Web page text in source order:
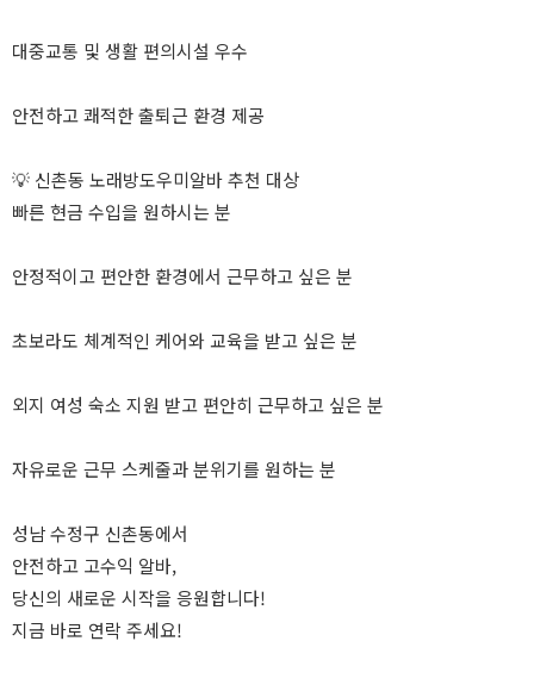
대중교통 및 생활 편의시설 우수
안전하고 쾌적한 출퇴근 환경 제공
💡 신촌동 노래방도우미알바 추천 대상
빠른 현금 수입을 원하시는 분
안정적이고 편안한 환경에서 근무하고 싶은 분
초보라도 체계적인 케어와 교육을 받고 싶은 분
외지 여성 숙소 지원 받고 편안히 근무하고 싶은 분
자유로운 근무 스케줄과 분위기를 원하는 분
성남 수정구 신촌동에서
안전하고 고수익 알바,
당신의 새로운 시작을 응원합니다!
지금 바로 연락 주세요!